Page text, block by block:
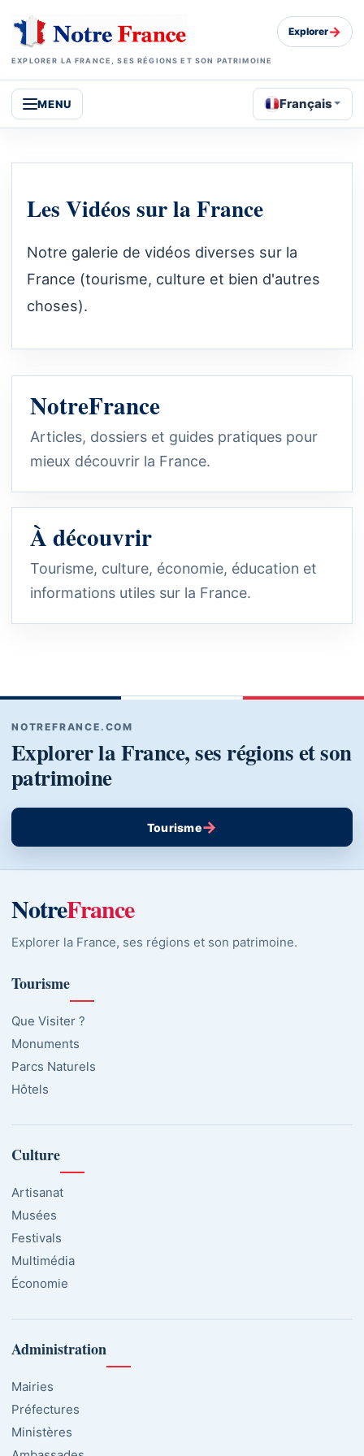
EXPLORER LA FRANCE, SES RÉGIONS ET SON PATRIMOINE
Explorer→
MENU Français
Les Vidéos sur la France
Notre galerie de vidéos diverses sur la
France (tourisme, culture et bien d'autres
choses).
NotreFrance
Articles, dossiers et guides pratiques pour
mieux découvrir la France.
À découvrir
Tourisme, culture, économie, éducation et
informations utiles sur la France.
NOTREFRANCE.COM
Explorer la France, ses régions et son
patrimoine
Tourisme→
NotreFrance
Explorer la France, ses régions et son patrimoine.
Tourisme
Que Visiter ?
Monuments
Parcs Naturels
Hôtels
Culture
Artisanat
Musées
Festivals
Multimédia
Économie
Administration
Mairies
Préfectures
Ministères